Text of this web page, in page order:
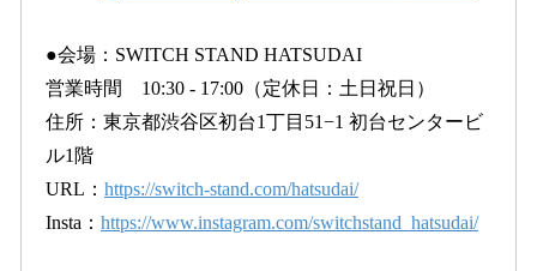
●会場：SWITCH STAND HATSUDAI
営業時間 10:30 - 17:00（定休日：土日祝日）
住所：東京都渋谷区初台1丁目51−1 初台センタービ
ル1階
URL： https://switch-stand.com/hatsudai/
Insta： https://www.instagram.com/switchstand_hatsudai/